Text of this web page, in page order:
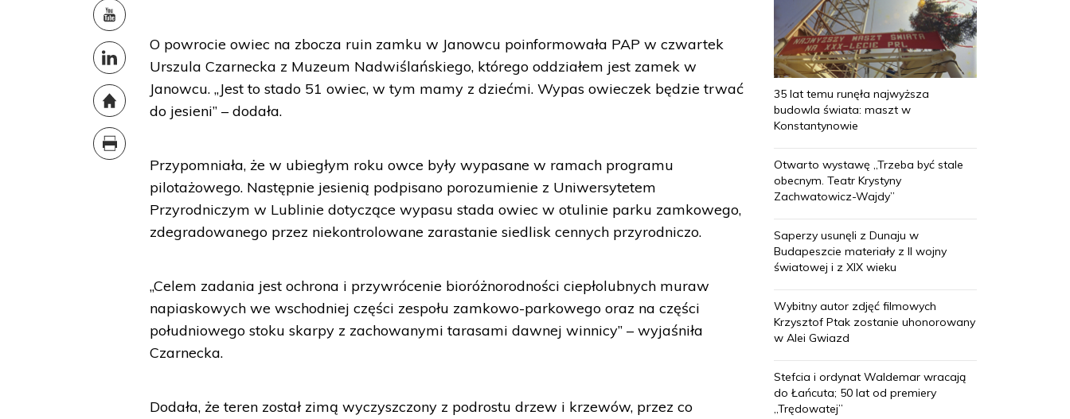
O powrocie owiec na zbocza ruin zamku w Janowcu poinformowała PAP w czwartek
Urszula Czarnecka z Muzeum Nadwiślańskiego, którego oddziałem jest zamek w
Janowcu. „Jest to stado 51 owiec, w tym mamy z dziećmi. Wypas owieczek będzie trwać
do jesieni” – dodała.
Przypomniała, że w ubiegłym roku owce były wypasane w ramach programu
pilotażowego. Następnie jesienią podpisano porozumienie z Uniwersytetem
Przyrodniczym w Lublinie dotyczące wypasu stada owiec w otulinie parku zamkowego,
zdegradowanego przez niekontrolowane zarastanie siedlisk cennych przyrodniczo.
„Celem zadania jest ochrona i przywrócenie bioróżnorodności ciepłolubnych muraw
napiaskowych we wschodniej części zespołu zamkowo-parkowego oraz na części
południowego stoku skarpy z zachowanymi tarasami dawnej winnicy” – wyjaśniła
Czarnecka.
Dodała, że teren został zimą wyczyszczony z podrostu drzew i krzewów, przez co
35 lat temu runęła najwyższa
budowla świata: maszt w
Konstantynowie
Otwarto wystawę „Trzeba być stale
obecnym. Teatr Krystyny
Zachwatowicz-Wajdy”
Saperzy usunęli z Dunaju w
Budapeszcie materiały z II wojny
światowej i z XIX wieku
Wybitny autor zdjęć filmowych
Krzysztof Ptak zostanie uhonorowany
w Alei Gwiazd
Stefcia i ordynat Waldemar wracają
do Łańcuta; 50 lat od premiery
„Trędowatej”